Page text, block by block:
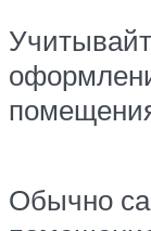
Обычно